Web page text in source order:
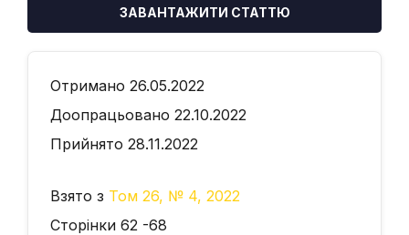
ЗАВАНТАЖИТИ СТАТТЮ
Отримано 26.05.2022
Доопрацьовано 22.10.2022
Прийнято 28.11.2022
Взято з Том 26, № 4, 2022
Сторінки 62 -68